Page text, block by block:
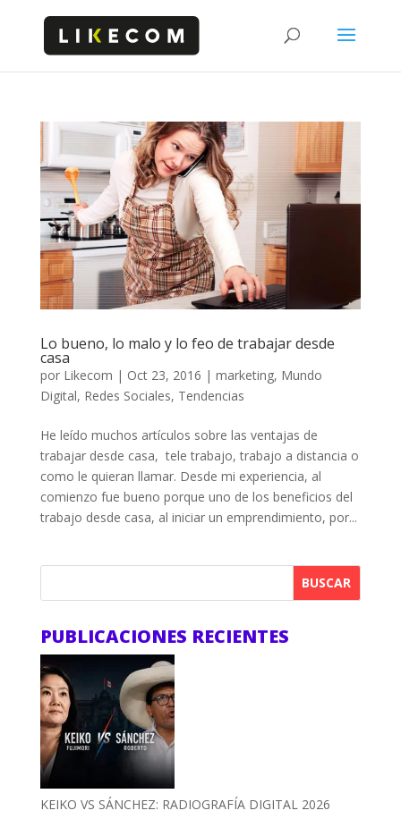
Lo bueno, lo malo y lo feo de trabajar desde
casa
por Likecom | Oct 23, 2016 | marketing, Mundo
Digital, Redes Sociales, Tendencias
He leído muchos artículos sobre las ventajas de
trabajar desde casa, tele trabajo, trabajo a distancia o
como le quieran llamar. Desde mi experiencia, al
comienzo fue bueno porque uno de los beneficios del
trabajo desde casa, al iniciar un emprendimiento, por...
BUSCAR
PUBLICACIONES RECIENTES
KEIKO VS SÁNCHEZ: RADIOGRAFÍA DIGITAL 2026